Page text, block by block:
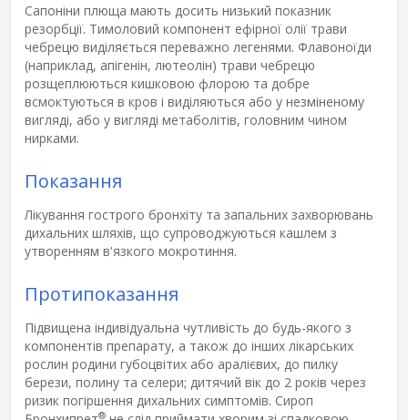
Сапоніни плюща мають досить низький показник
резорбції. Тимоловий компонент ефірної олії трави
чебрецю виділяється переважно легенями. Флавоноїди
(наприклад, апігенін, лютеолін) трави чебрецю
розщеплюються кишковою флорою та добре
всмоктуються в кров і виділяються або у незміненому
вигляді, або у вигляді метаболітів, головним чином
нирками.
Показання
Лікування гострого бронхіту та запальних захворювань
дихальних шляхів, що супроводжуються кашлем з
утворенням в'язкого мокротиння.
Протипоказання
Підвищена індивідуальна чутливість до будь-якого з
компонентів препарату, а також до інших лікарських
рослин родини губоцвітих або аралієвих, до пилку
берези, полину та селери; дитячий вік до 2 років через
ризик погіршення дихальних симптомів. Сироп
®